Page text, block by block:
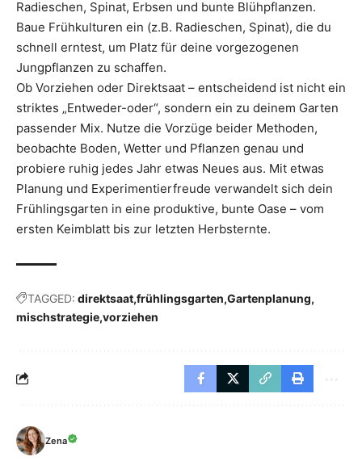
Radieschen, Spinat, Erbsen und bunte Blühpflanzen.
Baue Frühkulturen ein (z.B. Radieschen, Spinat), die du
schnell erntest, um Platz für deine vorgezogenen
Jungpflanzen zu schaffen.
Ob Vorziehen oder Direktsaat – entscheidend ist nicht ein
striktes „Entweder-oder“, sondern ein zu deinem Garten
passender Mix. Nutze die Vorzüge beider Methoden,
beobachte Boden, Wetter und Pflanzen genau und
probiere ruhig jedes Jahr etwas Neues aus. Mit etwas
Planung und Experimentierfreude verwandelt sich dein
Frühlingsgarten in eine produktive, bunte Oase – vom
ersten Keimblatt bis zur letzten Herbsternte.
TAGGED: direktsaat frühlingsgarten Gartenplanung
mischstrategie vorziehen
Zena